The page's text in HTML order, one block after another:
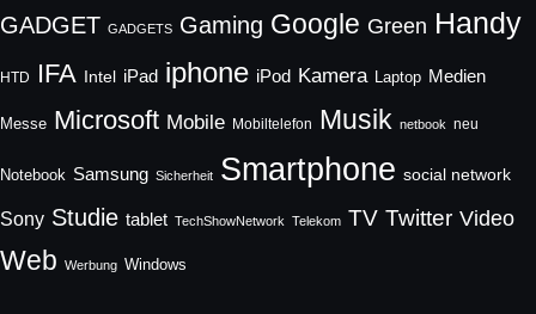
GADGET GADGETS Gaming Google Green Handy
HTD IFA Intel iPad iphone iPod Kamera Laptop Medien
Messe Microsoft Mobile Mobiltelefon Musik netbook neu
Notebook Samsung Sicherheit Smartphone social network
Sony Studie tablet TechShowNetwork Telekom TV Twitter Video
Web Werbung Windows